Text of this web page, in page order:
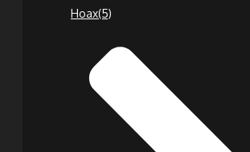
Hoax(5)